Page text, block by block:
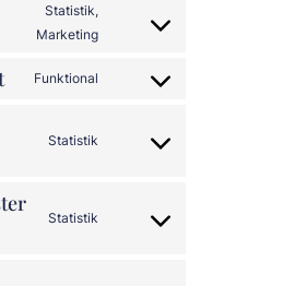
service
Statistik,
Marketing
Consent
service
Funktional
Consent
service
Statistik
Consent
google-
Statistik
Consent